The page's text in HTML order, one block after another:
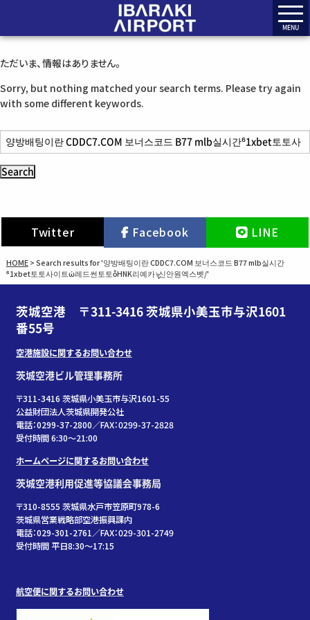
MENU
ただいま、情報はありません。
Sorry, but nothing matched your search terms. Please try again
with some different keywords.
S
a
r
:
Twitter Facebook LINE
HOME> Search results for '양방배팅이란 CDDC7.COM 보너스코드 B77 mlb실시간
⁶1xbet토토사이트ώ레드썬토토ỗHNK리예카ৡ신안원엑스벳/'
茨城空港 〒311-3416 茨城県小美玉市与沢1601
番55号
空港施設に関するお問い合わせ
茨城空港ビル管理事務所
〒311-3416 茨城県小美玉市与沢1601-55
公益財団法人茨城県開発公社
電話：0299-37-2800／FAX：0299-37-2828
受付時間 6:30〜21:00
ホームページに関するお問い合わせ
茨城空港利用促進等協議会事務局
〒310-8555 茨城県水戸市笠原町978-6
茨城県営業戦略部空港振興課内
電話：029-301-2761／FAX：029-301-2749
受付時間 平日8:30～17:15
航空便に関するお問い合わせ